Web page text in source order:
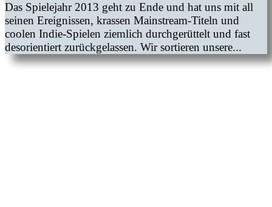
Das Spielejahr 2013 geht zu Ende und hat uns mit all
seinen Ereignissen, krassen Mainstream-Titeln und
coolen Indie-Spielen ziemlich durchgerüttelt und fast
desorientiert zurückgelassen. Wir sortieren unsere...